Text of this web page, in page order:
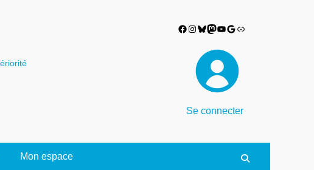
Facebook
Instagram
Bluesky
Mastodon
YouTube
Google
Lien
Se connecter
Mon espace